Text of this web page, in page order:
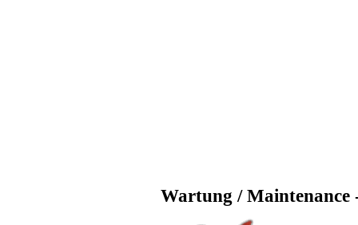
Wartung / Maintenance